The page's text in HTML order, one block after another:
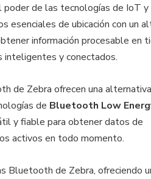
poder de las tecnologías de IoT y
esenciales de ubicación con un
información procesable en
inteligentes y conectados.
de Zebra ofrecen una
de Bluetooth Low
y fiable para obtener datos de
activos en todo momento.
Bluetooth de Zebra, ofreciendo